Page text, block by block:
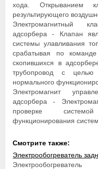
хода. Открыванием
результирующего
Электромагнитный
адсорбера - Клапан
системы улавливания
срабатывая по
скопившихся в
трубопровод с
нормального
Электромагнит
адсорбера -
проверке
функционирования
Смотрите также:
Электрообогреватель